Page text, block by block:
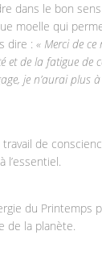
dans le bon
moelle qui
dire : « Merci de ce
et de la fatigue de
je n’aurai plus
travail de
l’essentiel.
du Printemps
de la planète.